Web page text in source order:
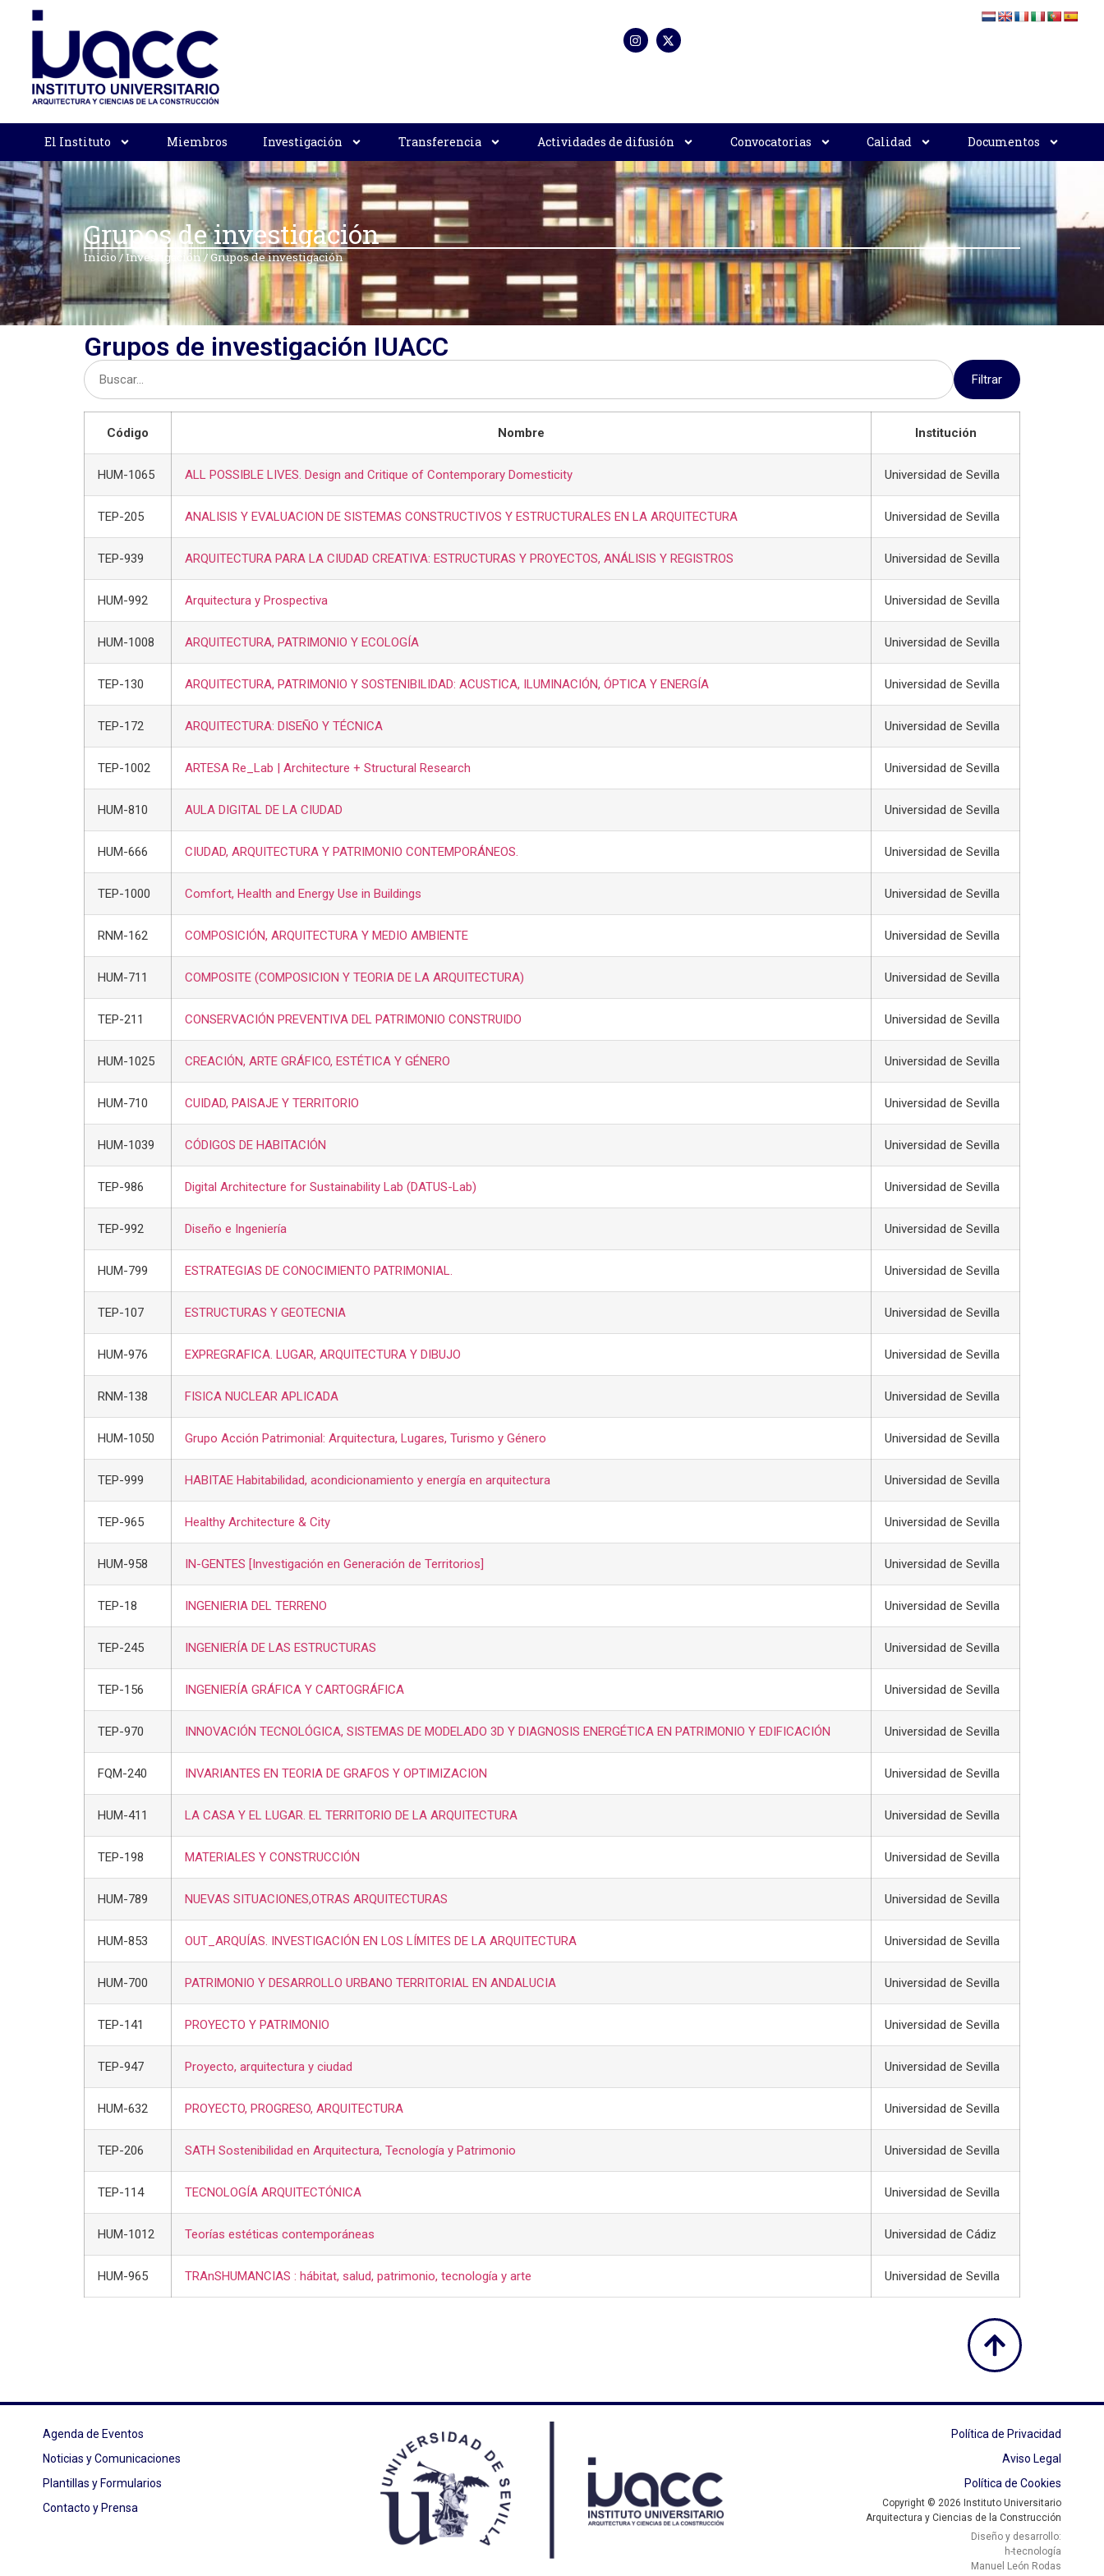
El Instituto Miembros Investigación Transferencia Actividades de difusión Convocatorias Calidad Documentos
Grupos de investigación
Inicio/Investigación / Grupos de investigación
Grupos de investigación IUACC
Filtrar
Código Nombre Institución
HUM-1065 ALL POSSIBLE LIVES. Design and Critique of Contemporary Domesticity Universidad de Sevilla
TEP-205 ANALISIS Y EVALUACION DE SISTEMAS CONSTRUCTIVOS Y ESTRUCTURALES EN LA ARQUITECTURA Universidad de Sevilla
TEP-939 ARQUITECTURA PARA LA CIUDAD CREATIVA: ESTRUCTURAS Y PROYECTOS, ANÁLISIS Y REGISTROS Universidad de Sevilla
HUM-992 Arquitectura y Prospectiva Universidad de Sevilla
HUM-1008 ARQUITECTURA, PATRIMONIO Y ECOLOGÍA Universidad de Sevilla
TEP-130 ARQUITECTURA, PATRIMONIO Y SOSTENIBILIDAD: ACUSTICA, ILUMINACIÓN, ÓPTICA Y ENERGÍA Universidad de Sevilla
TEP-172 ARQUITECTURA: DISEÑO Y TÉCNICA Universidad de Sevilla
TEP-1002 ARTESA Re_Lab | Architecture + Structural Research Universidad de Sevilla
HUM-810 AULA DIGITAL DE LA CIUDAD Universidad de Sevilla
HUM-666 CIUDAD, ARQUITECTURA Y PATRIMONIO CONTEMPORÁNEOS. Universidad de Sevilla
TEP-1000 Comfort, Health and Energy Use in Buildings Universidad de Sevilla
RNM-162 COMPOSICIÓN, ARQUITECTURA Y MEDIO AMBIENTE Universidad de Sevilla
HUM-711 COMPOSITE (COMPOSICION Y TEORIA DE LA ARQUITECTURA) Universidad de Sevilla
TEP-211 CONSERVACIÓN PREVENTIVA DEL PATRIMONIO CONSTRUIDO Universidad de Sevilla
HUM-1025 CREACIÓN, ARTE GRÁFICO, ESTÉTICA Y GÉNERO Universidad de Sevilla
HUM-710 CUIDAD, PAISAJE Y TERRITORIO Universidad de Sevilla
HUM-1039 CÓDIGOS DE HABITACIÓN Universidad de Sevilla
TEP-986 Digital Architecture for Sustainability Lab (DATUS-Lab) Universidad de Sevilla
TEP-992 Diseño e Ingeniería Universidad de Sevilla
HUM-799 ESTRATEGIAS DE CONOCIMIENTO PATRIMONIAL. Universidad de Sevilla
TEP-107 ESTRUCTURAS Y GEOTECNIA Universidad de Sevilla
HUM-976 EXPREGRAFICA. LUGAR, ARQUITECTURA Y DIBUJO Universidad de Sevilla
RNM-138 FISICA NUCLEAR APLICADA Universidad de Sevilla
HUM-1050 Grupo Acción Patrimonial: Arquitectura, Lugares, Turismo y Género Universidad de Sevilla
TEP-999 HABITAE Habitabilidad, acondicionamiento y energía en arquitectura Universidad de Sevilla
TEP-965 Healthy Architecture & City Universidad de Sevilla
HUM-958 IN-GENTES [Investigación en Generación de Territorios] Universidad de Sevilla
TEP-18 INGENIERIA DEL TERRENO Universidad de Sevilla
TEP-245 INGENIERÍA DE LAS ESTRUCTURAS Universidad de Sevilla
TEP-156 INGENIERÍA GRÁFICA Y CARTOGRÁFICA Universidad de Sevilla
TEP-970 INNOVACIÓN TECNOLÓGICA, SISTEMAS DE MODELADO 3D Y DIAGNOSIS ENERGÉTICA EN PATRIMONIO Y EDIFICACIÓN Universidad de Sevilla
FQM-240 INVARIANTES EN TEORIA DE GRAFOS Y OPTIMIZACION Universidad de Sevilla
HUM-411 LA CASA Y EL LUGAR. EL TERRITORIO DE LA ARQUITECTURA Universidad de Sevilla
TEP-198 MATERIALES Y CONSTRUCCIÓN Universidad de Sevilla
HUM-789 NUEVAS SITUACIONES,OTRAS ARQUITECTURAS Universidad de Sevilla
HUM-853 OUT_ARQUÍAS. INVESTIGACIÓN EN LOS LÍMITES DE LA ARQUITECTURA Universidad de Sevilla
HUM-700 PATRIMONIO Y DESARROLLO URBANO TERRITORIAL EN ANDALUCIA Universidad de Sevilla
TEP-141 PROYECTO Y PATRIMONIO Universidad de Sevilla
TEP-947 Proyecto, arquitectura y ciudad Universidad de Sevilla
HUM-632 PROYECTO, PROGRESO, ARQUITECTURA Universidad de Sevilla
TEP-206 SATH Sostenibilidad en Arquitectura, Tecnología y Patrimonio Universidad de Sevilla
TEP-114 TECNOLOGÍA ARQUITECTÓNICA Universidad de Sevilla
HUM-1012 Teorías estéticas contemporáneas Universidad de Cádiz
HUM-965 TRAnSHUMANCIAS : hábitat, salud, patrimonio, tecnología y arte Universidad de Sevilla
Agenda de Eventos
Noticias y Comunicaciones
Plantillas y Formularios
Contacto y Prensa
Política de Privacidad
Aviso Legal
Política de Cookies
Copyright © 2026 Instituto Universitario
Arquitectura y Ciencias de la Construcción
Diseño y desarrollo:
h-tecnología
Manuel León Rodas